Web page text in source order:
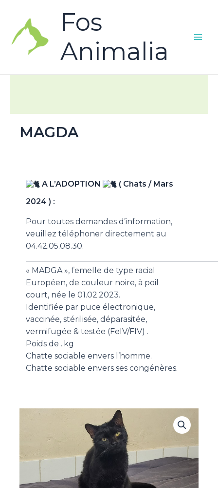
Fos
Animalia
MAGDA
A L’ADOPTION
( Chats / Mars
2024 ) :
Pour toutes demandes d’information,
veuillez téléphoner directement au
04.42.05.08.30.
« MADGA », femelle de type racial
Européen, de couleur noire, à poil
court, née le 01.02.2023.
Identifiée par puce électronique,
vaccinée, stérilisée, déparasitée,
vermifugée & testée (FelV/FIV) .
Poids de ..kg
Chatte sociable envers l’homme.
Chatte sociable envers ses congénères.